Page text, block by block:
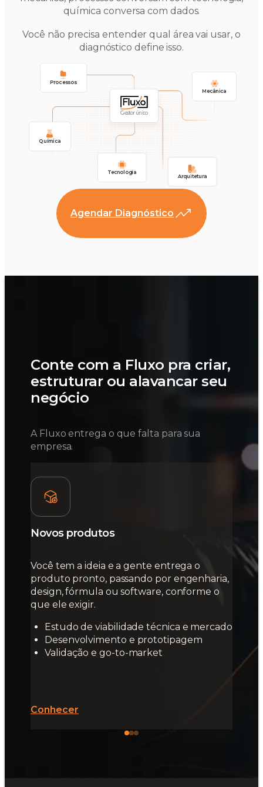
Processos
Gestor único
Mecânica
Tecnologia
Arquitetura
Química
química conversa com dados.
Você não precisa entender qual área vai usar, o
diagnóstico define isso.
Agendar Diagnóstico
Conte com a Fluxo pra criar,
estruturar ou alavancar seu
negócio
A Fluxo entrega o que falta para sua
empresa.
Novos produtos
Você tem a ideia e a gente entrega o
produto pronto, passando por engenharia,
design, fórmula ou software, conforme o
que ele exigir.
Estudo de viabilidade técnica e mercado
Desenvolvimento e prototipagem
Validação e go-to-market
Conhecer